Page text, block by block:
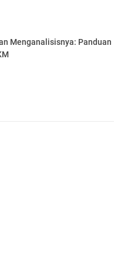
Menganalisisnya: Panduan